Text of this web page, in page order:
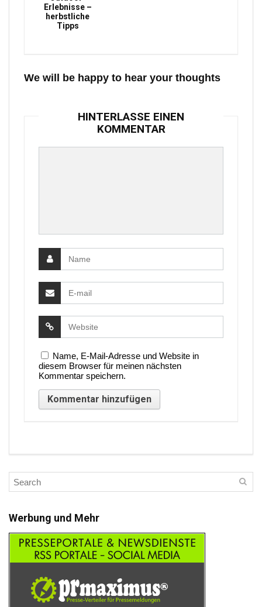
Erlebnisse –
herbstliche
Tipps
We will be happy to hear your thoughts
HINTERLASSE EINEN
KOMMENTAR
Name, E-Mail-Adresse und Website in
diesem Browser für meinen nächsten
Kommentar speichern.
Werbung und Mehr